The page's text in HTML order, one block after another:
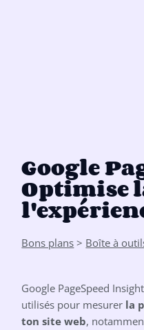
Google
Optimise
Bons plans > Boîte à
Google PageSpeed
utilisés pour mesurer la
ton site web,